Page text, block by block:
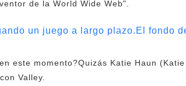
de la World Wide Web".
un juego a largo plazo.El fondo
este momento?Quizás Katie Haun
Valley.